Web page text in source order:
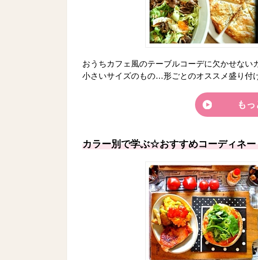
おうちカフェ風のテーブルコーデに欠かせない
小さいサイズのもの…形ごとのオススメ盛り付
も
カラー別で学ぶ☆おすすめコーディネー